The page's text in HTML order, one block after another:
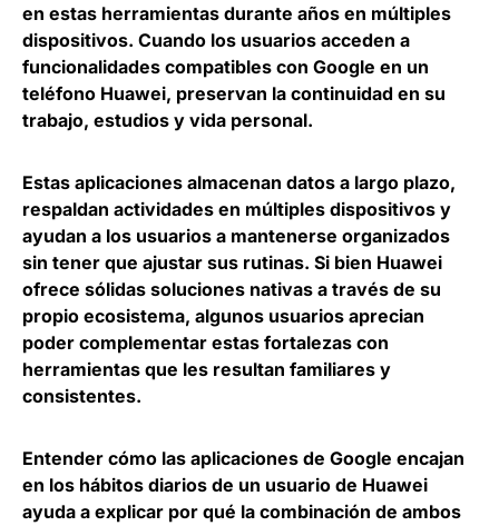
en estas herramientas durante años en múltiples
dispositivos. Cuando los usuarios acceden a
funcionalidades compatibles con Google en un
teléfono Huawei, preservan la continuidad en su
trabajo, estudios y vida personal.
Estas aplicaciones almacenan datos a largo plazo,
respaldan actividades en múltiples dispositivos y
ayudan a los usuarios a mantenerse organizados
sin tener que ajustar sus rutinas. Si bien Huawei
ofrece sólidas soluciones nativas a través de su
propio ecosistema, algunos usuarios aprecian
poder complementar estas fortalezas con
herramientas que les resultan familiares y
consistentes.
Entender cómo las aplicaciones de Google encajan
en los hábitos diarios de un usuario de Huawei
ayuda a explicar por qué la combinación de ambos